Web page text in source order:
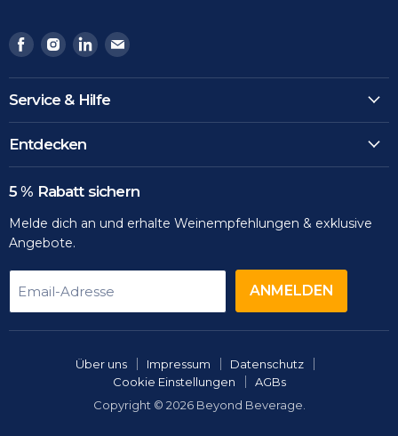
Finden
Sie
uns
auf
Facebook
Finden
Sie
uns
auf
Instagram
Finden
Sie
uns
auf
LinkedIn
Finden
uns
Email
Service & Hilfe
Entdecken
5 % Rabatt sichern
Melde dich an und erhalte Weinempfehlungen & exklusive
Angebote.
Email-Adresse ANMELDEN
Über uns Impressum
Datenschutz
Cookie Einstellungen
AGBs
Copyright © 2026 Beyond Beverage.